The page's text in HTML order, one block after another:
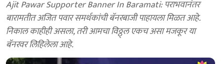
Ajit Pawar Supporter Banner In Baramati: पराभवानंतर
बारामतीत अजित पवार समर्थकांची बॅनरबाजी पाहायला मिळत आहे.
निकाल काहीही असला, तरी आमचा विठ्ठ्ल एकच असा मजकूर या
बॅनरवर लिहिलेला आहे.